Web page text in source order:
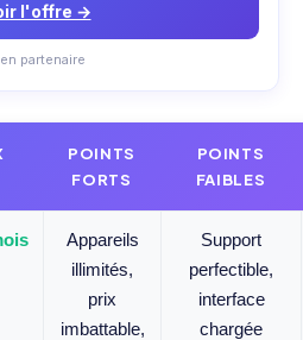
l'offre →
partenaire
POINTS
FORTS
POINTS
FAIBLES
Appareils
illimités,
prix
imbattable,
Support
perfectible,
interface
chargée